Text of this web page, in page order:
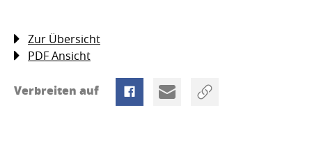
Zur Übersicht
PDF Ansicht
Verbreiten auf